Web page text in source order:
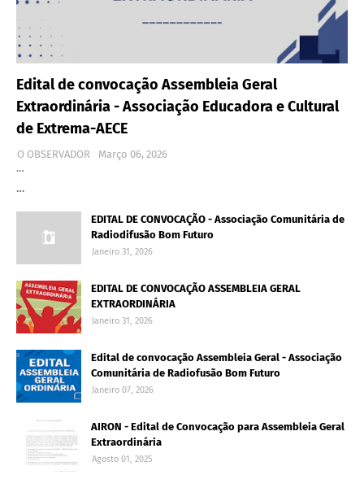
Edital de convocação Assembleia Geral
Extraordinária - Associação Educadora e Cultural
de Extrema-AECE
O OBSERVADOR
Março 06, 2026
…
…
EDITAL DE CONVOCAÇÃO - Associação Comunitária de
Radiodifusão Bom Futuro
Janeiro 31, 2026
EDITAL DE CONVOCAÇÃO ASSEMBLEIA GERAL
EXTRAORDINÁRIA
Janeiro 31, 2026
Edital de convocação Assembleia Geral - Associação
Comunitária de Radiofusão Bom Futuro
Janeiro 07, 2026
AIRON - Edital de Convocação para Assembleia Geral
Extraordinária
Agosto 01, 2025